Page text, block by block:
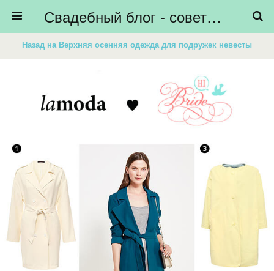
Свадебный блог - советы невестам, подготовка к свадьбе - HiBride
Назад на Верхняя осенняя одежда для подружек невесты